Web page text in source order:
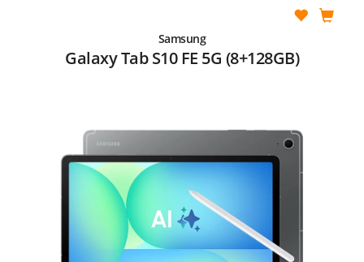
Samsung
Galaxy Tab S10 FE 5G (8+128GB)